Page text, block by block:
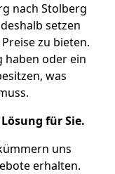
nach Stolberg
setzen
zu bieten.
haben oder ein
was
für Sie.
uns
erhalten.